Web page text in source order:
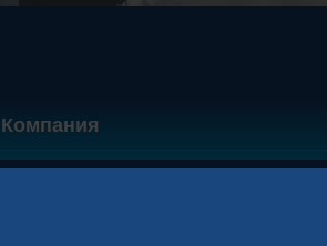
Компания
Технологии и инновации